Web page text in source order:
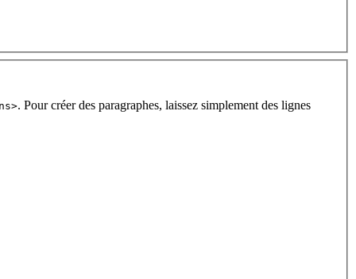
. Pour créer des paragraphes, laissez simplement des lignes